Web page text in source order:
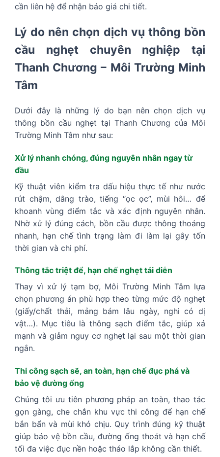
cần liên hệ để nhận báo giá chi tiết.
Lý do nên chọn dịch vụ thông bồn
cầu nghẹt chuyên nghiệp tại
Thanh Chương – Môi Trường Minh
Tâm
Dưới đây là những lý do bạn nên chọn dịch vụ
thông bồn cầu nghẹt tại Thanh Chương của Môi
Trường Minh Tâm như sau:
Xử lý nhanh chóng, đúng nguyên nhân ngay từ
đầu
Kỹ thuật viên kiểm tra dấu hiệu thực tế như nước
rút chậm, dâng trào, tiếng “ọc ọc”, mùi hôi… để
khoanh vùng điểm tắc và xác định nguyên nhân.
Nhờ xử lý đúng cách, bồn cầu được thông thoáng
nhanh, hạn chế tình trạng làm đi làm lại gây tốn
thời gian và chi phí.
Thông tắc triệt để, hạn chế nghẹt tái diễn
Thay vì xử lý tạm bợ, Môi Trường Minh Tâm lựa
chọn phương án phù hợp theo từng mức độ nghẹt
(giấy/chất thải, mảng bám lâu ngày, nghi có dị
vật…). Mục tiêu là thông sạch điểm tắc, giúp xả
mạnh và giảm nguy cơ nghẹt lại sau một thời gian
ngắn.
Thi công sạch sẽ, an toàn, hạn chế đục phá và
bảo vệ đường ống
Chúng tôi ưu tiên phương pháp an toàn, thao tác
gọn gàng, che chắn khu vực thi công để hạn chế
bắn bẩn và mùi khó chịu. Quy trình đúng kỹ thuật
giúp bảo vệ bồn cầu, đường ống thoát và hạn chế
tối đa việc đục nền hoặc tháo lắp không cần thiết.